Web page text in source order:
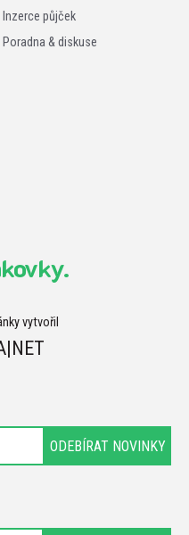
Inzerce půjček
Poradna & diskuse
vytvořil